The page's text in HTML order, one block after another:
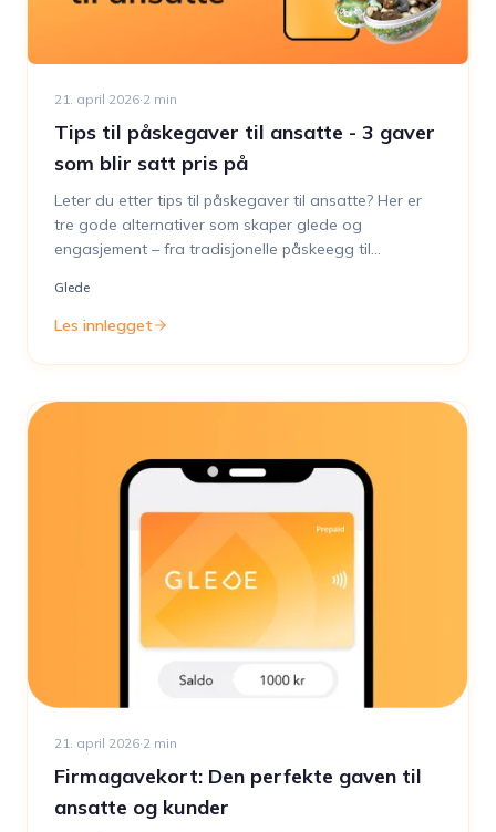
21. april 2026·2 min
Tips til påskegaver til ansatte - 3 gaver
som blir satt pris på
Leter du etter tips til påskegaver til ansatte? Her er
tre gode alternativer som skaper glede og
engasjement – fra tradisjonelle påskeegg til
den perfekte påskegaven til din bedrift!
Glede
Les innlegget
21. april 2026·2 min
Firmagavekort: Den perfekte gaven til
ansatte og kunder